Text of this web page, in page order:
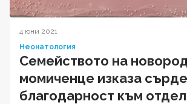
4 юни 2021
Неонатология
Семейството на
момиченце изказа
благодарност към